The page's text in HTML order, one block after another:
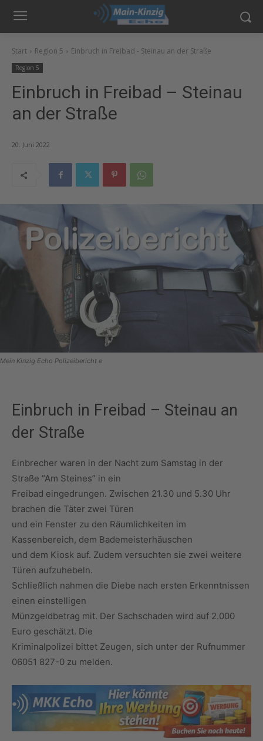
Start Region 5 Einbruch in Freibad - Steinau an der Straße
Region 5
Einbruch in Freibad – Steinau
an der Straße
20. Juni 2022
Mein Kinzig Echo Polizeibericht e
Einbruch in Freibad – Steinau an
der Straße
Einbrecher waren in der Nacht zum Samstag in der
Straße “Am Steines” in ein
Freibad eingedrungen. Zwischen 21.30 und 5.30 Uhr
brachen die Täter zwei Türen
und ein Fenster zu den Räumlichkeiten im
Kassenbereich, dem Bademeisterhäuschen
und dem Kiosk auf. Zudem versuchten sie zwei weitere
Türen aufzuhebeln.
Schließlich nahmen die Diebe nach ersten Erkenntnissen
einen einstelligen
Münzgeldbetrag mit. Der Sachschaden wird auf 2.000
Euro geschätzt. Die
Kriminalpolizei bittet Zeugen, sich unter der Rufnummer
06051 827-0 zu melden.